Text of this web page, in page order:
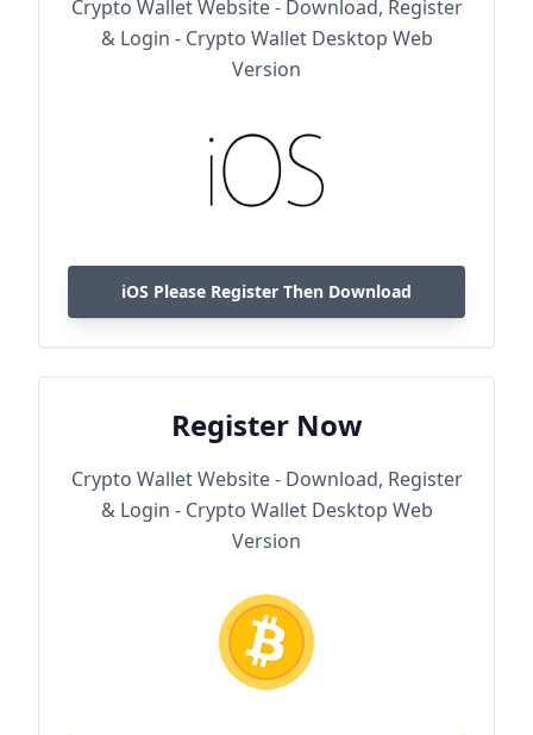
Crypto Wallet Website - Download, Register
& Login - Crypto Wallet Desktop Web
Version
iOS Please Register Then Download
Register Now
Crypto Wallet Website - Download, Register
& Login - Crypto Wallet Desktop Web
Version